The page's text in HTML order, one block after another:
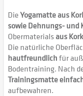
DieYogamatte aus
sowie Dehnungs-
Obermaterials aus Kork
Die natürliche
hautfreundlichfür
Bodentraining. Nach
Trainingsmatte
aufbewahren.